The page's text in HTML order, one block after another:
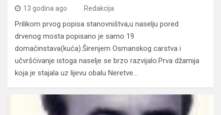
13 godina ago Redakcija
Prilikom prvog popisa stanovništva,u naselju pored
drvenog mosta popisano je samo 19
domaćinstava(kuća).Širenjem Osmanskog carstva i
učvršćivanje istoga naselje se brzo razvijalo.Prva džamija
koja je stajala uz lijevu obalu Neretve…